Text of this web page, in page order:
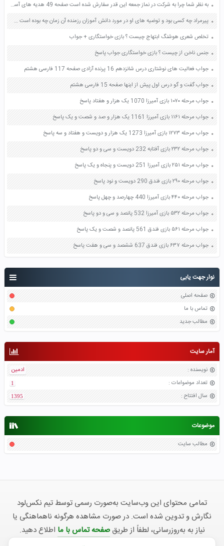
نوار جهت یابی
صفحه اصلی
تماس با ما
مطالب جدید
آمار سایت
نویسنده :
ادمین
تعداد موضواعات :
1
سال افتتاح :
1395
موضوعات
مطالب سایت
به نظر شما چرا به شرکت در نماز جمعه این قدر سفارش شده است صفحه 49 هدیه های آسمان پنجم
پیرمراد چه کسی بود و توضیه های او در مورد دانش آموزان رزمنده آن زمان چه بوده است صفحه 33 آمادگی دفاعی دهم
تخلص شعری هوشنگ ابتهاج چیست ؟ بازی خواستگاری + جواب
جنس ناخن از چیست ؟ بازی خواستگاری جواب پاسخ
جواب فعالیت های نوشتاری درس شانزدهم 16 پرنده آزادی صفحه 117 فارسی هشتم
جواب گفت و گو درس اول پیش از اینها صفحه 15 فارسی هشتم
جواب مرحله ۱۰۷۰ بازی آمیرزا 1070 یک هزار و هفتاد پاسخ
جواب مرحله ۱۱۶۱ بازی آمیرزا 1161 یک هزار و صد و شصت و یک پاسخ
جواب مرحله ۱۲۷۳ بازی آمیرزا 1273 یک هزار و دویست و هفتاد و سه پاسخ
جواب مرحله ۲۳۲ بازی آفتابه 232 دویست و سی و دو پاسخ
جواب مرحله ۲۵۱ بازی آمیرزا 251 دویست و پنجاه و یک پاسخ
جواب مرحله ۲۹۰ بازی فندق 290 دویست و نود پاسخ
جواب مرحله ۴۴۰ بازی آمیرزا 440 چهارصد و چهل پاسخ
جواب مرحله ۵۳۲ بازی آمیرزا 532 پانصد و سی و دو پاسخ
جواب مرحله ۵۶۱ بازی فندق 561 پانصد و شصت و یک پاسخ
جواب مرحله ۶۳۷ بازی فندق 637 ششصد و سی و هفت پاسخ
تمامی محتوای این وب‌سایت به‌صورت رسمی توسط تیم نکس‌لود
نگارش و تدوین شده است. در صورت مشاهده هرگونه ناهماهنگی یا
نیاز به به‌روزرسانی، لطفاً از طریقصفحه تماس با ما اطلاع دهید.